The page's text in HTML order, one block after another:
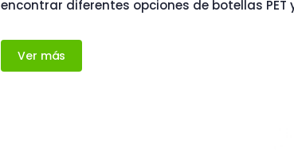
encontrar diferentes opciones de botellas
Ver más